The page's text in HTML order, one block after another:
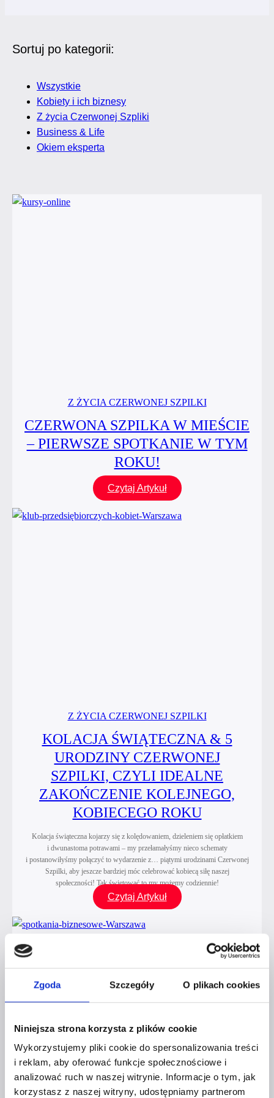
Zgoda Szczegóły O plikach cookies
Niniejsza strona korzysta z plików cookie
Wykorzystujemy pliki cookie do spersonalizowania treści
i reklam, aby oferować funkcje społecznościowe i
analizować ruch w naszej witrynie. Informacje o tym, jak
korzystasz z naszej witryny, udostępniamy partnerom
Sortuj po kategorii:
Wszystkie
Kobiety i ich biznesy
Z życia Czerwonej Szpliki
Business & Life
Okiem eksperta
Z ŻYCIA CZERWONEJ SZPILKI
CZERWONA SZPILKA W MIEŚCIE
– PIERWSZE SPOTKANIE W TYM
ROKU!
Czytaj ArtykułCzerwona
Szpilka
w Mieście
Z ŻYCIA CZERWONEJ SZPILKI
KOLACJA ŚWIĄTECZNA & 5
URODZINY CZERWONEJ
SZPILKI, CZYLI IDEALNE
ZAKOŃCZENIE KOLEJNEGO,
KOBIECEGO ROKU
Kolacja świąteczna kojarzy się z kolędowaniem, dzieleniem się opłatkiem
i dwunastoma potrawami – my przełamałyśmy nieco schematy
i postanowiłyśmy połączyć to wydarzenie z… piątymi urodzinami Czerwonej
Szpilki, aby jeszcze bardziej móc celebrować kobiecą siłę naszej
społeczności! Tak świętować to my możemy codziennie!
Czytaj ArtykułKolacja
Świąteczna
Szpilki,
czyli
zakończenie
kolejnego,
kobiecego
roku